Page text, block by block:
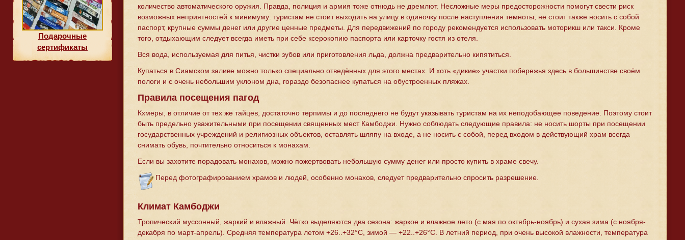
Подарочные
сертификаты
количество автоматического оружия. Правда, полиция и армия тоже отнюдь не дремлют. Несложные меры предосторожности помогут свести риск
возможных неприятностей к минимуму: туристам не стоит выходить на улицу в одиночку после наступления темноты, не стоит также носить с собой
паспорт, крупные суммы денег или другие ценные предметы. Для передвижений по городу рекомендуется использовать моторикш или такси. Кроме
того, отдыхающим следует всегда иметь при себе ксерокопию паспорта или карточку гостя из отеля.
Вся вода, используемая для питья, чистки зубов или приготовления льда, должна предварительно кипятиться.
Купаться в Сиамском заливе можно только специально отведённых для этого местах. И хоть «дикие» участки побережья здесь в большинстве своём
пологи и с очень небольшим уклоном дна, гораздо безопаснее купаться на обустроенных пляжах.
Правила посещения пагод
Кхмеры, в отличие от тех же тайцев, достаточно терпимы и до последнего не будут указывать туристам на их неподобающее поведение. Поэтому стоит
быть предельно уважительными при посещении священных мест Камбоджи. Нужно соблюдать следующие правила: не носить шорты при посещении
государственных учреждений и религиозных объектов, оставлять шляпу на входе, а не носить с собой, перед входом в действующий храм всегда
снимать обувь, почтительно относиться к монахам.
Если вы захотите порадовать монахов, можно пожертвовать небольшую сумму денег или просто купить в храме свечу.
Перед фотографированием храмов и людей, особенно монахов, следует предварительно спросить разрешение.
Климат Камбоджи
Тропический муссонный, жаркий и влажный. Чётко выделяются два сезона: жаркое и влажное лето (с мая по октябрь-ноябрь) и сухая зима (с ноября-
декабря по март-апрель). Средняя температура летом +26..+32°C, зимой — +22..+26°C. В летний период, при очень высокой влажности, температура